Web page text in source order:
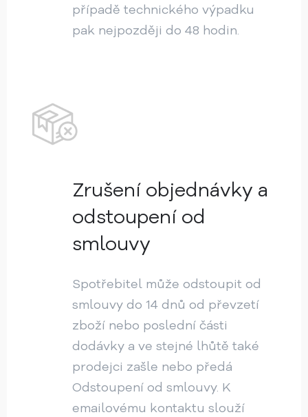
případě technického výpadku
pak nejpozději do 48 hodin.
Zrušení objednávky a
odstoupení od
smlouvy
Spotřebitel může odstoupit od
smlouvy do 14 dnů od převzetí
zboží nebo poslední části
dodávky a ve stejné lhůtě také
prodejci zašle nebo předá
Odstoupení od smlouvy. K
emailovému kontaktu slouží